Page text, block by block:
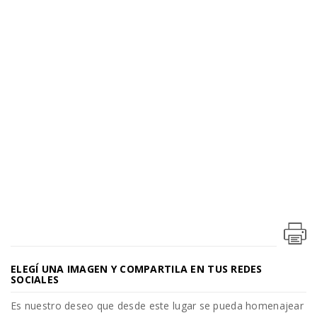
ELEGÍ UNA IMAGEN Y COMPARTILA EN TUS REDES
SOCIALES
Es nuestro deseo que desde este lugar se pueda homenajear